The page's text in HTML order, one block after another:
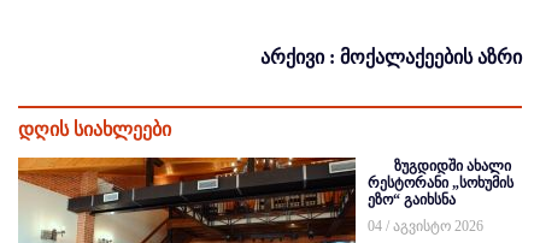
არქივი : მოქალაქეების აზრი
დღის სიახლეები
ზუგდიდში ახალი
რესტორანი „სოხუმის
ეზო“ გაიხსნა
04 / აგვისტო 2026